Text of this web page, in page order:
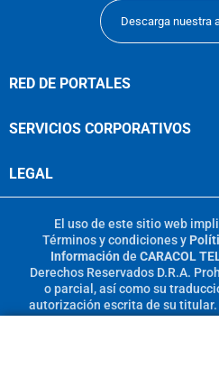
Descarga nuestra
RED DE PORTALES
SERVICIOS CORPORATIVOS
LEGAL
El uso de este sitio web
Términos y condicionesy
Información de CARACOL
Derechos Reservados D.R.A.
o parcial, así como su
autorización escrita de su